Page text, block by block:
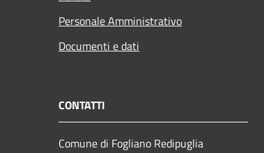
Personale Amministrativo
Documenti e dati
CONTATTI
Comune di Fogliano Redipuglia